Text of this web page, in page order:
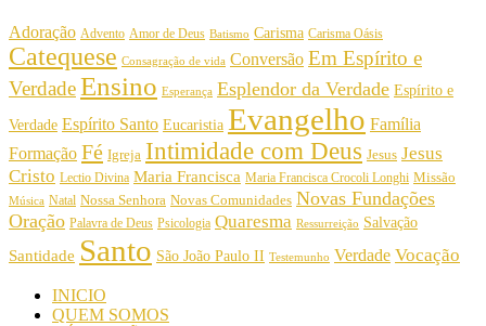
Adoração Advento Amor de Deus Batismo Carisma Carisma Oásis
Catequese Consagração de vida Conversão Em Espírito e
VerdadeEnsino Esperança Esplendor da Verdade Espírito e
Verdade Espírito Santo Eucaristia Evangelho Família
Formação Fé Igreja Intimidade com Deus Jesus Jesus
Cristo Lectio Divina Maria Francisca Maria Francisca Crocoli Longhi Missão
Música Natal Nossa Senhora Novas Comunidades Novas Fundações
Oração Palavra de Deus Psicologia Quaresma Ressurreição Salvação
Santidade Santo São João Paulo II Testemunho Verdade Vocação
INICIO
QUEM SOMOS